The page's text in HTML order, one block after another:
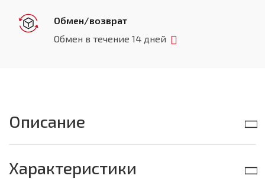
Обмен/возврат
Обмен в течение 14 дней
Описание
Характеристики